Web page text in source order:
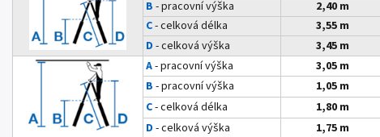
B - pracovní výška 2,40 m
C- celková délka 3,55 m
D - celková výška 3,45 m
A- pracovní výška 3,05 m
B - pracovní výška 1,05 m
C- celková délka 1,80 m
D -celková výška 1,75 m